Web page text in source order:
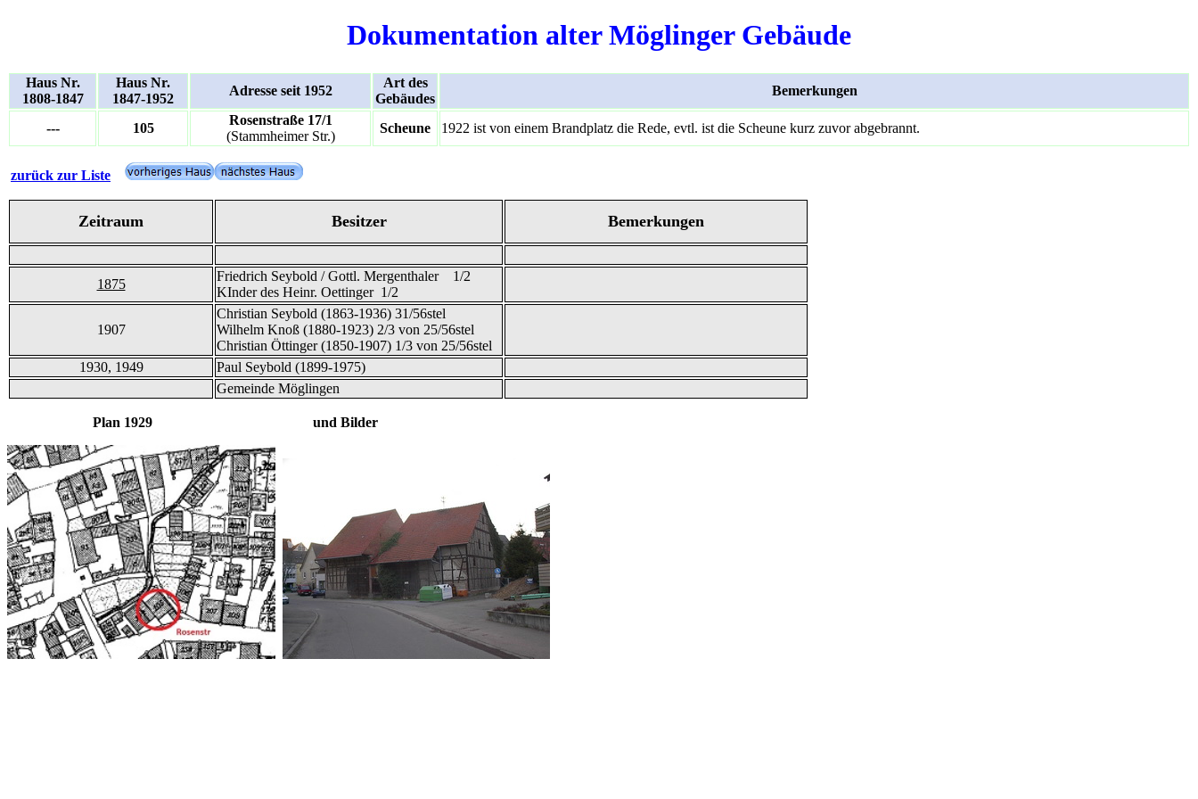
Dokumentation alter Möglinger Gebäude
Haus Nr.
1808-1847
Haus Nr.
1847-1952
Adresse seit 1952
Art des
Gebäudes
Bemerkungen
--- 105
Rosenstraße 17/1
(Stammheimer Str.)
Scheune 1922 ist von einem Brandplatz die Rede, evtl. ist die Scheune kurz zuvor abgebrannt.
zurück zur Liste
Zeitraum Besitzer Bemerkungen
1875
Friedrich Seybold / Gottl. Mergenthaler 1/2
KInder des Heinr. Oettinger 1/2
1907
Christian Seybold (1863-1936) 31/56stel
Wilhelm Knoß (1880-1923) 2/3 von 25/56stel
Christian Öttinger (1850-1907) 1/3 von 25/56stel
1930, 1949
Paul Seybold (1899-1975)
Gemeinde Möglingen
Plan 1929 und Bilder